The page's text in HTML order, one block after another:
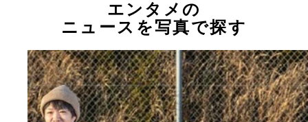
エンタメの
ニュースを写真で探す